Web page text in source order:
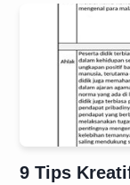
9 Tips